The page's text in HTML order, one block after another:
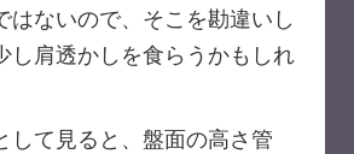
はないので、そこを勘違いし
し肩透かしを食らうかもしれ
して見ると、盤面の高さ管